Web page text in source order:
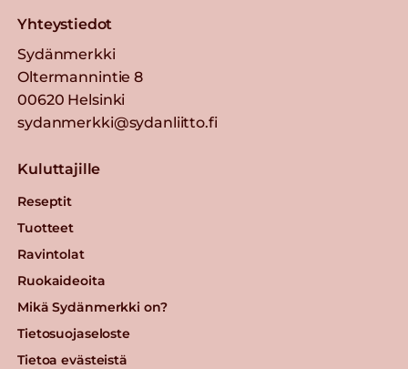
Yhteystiedot
Sydänmerkki
Oltermannintie 8
00620 Helsinki
sydanmerkki@sydanliitto.fi
Kuluttajille
Reseptit
Tuotteet
Ravintolat
Ruokaideoita
Mikä Sydänmerkki on?
Tietosuojaseloste
Tietoa evästeistä